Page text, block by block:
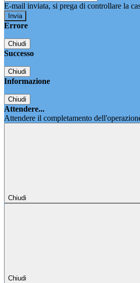
E-mail inviata, si prega di controllare la
Errore
Chiudi
Successo
Chiudi
Informazione
Chiudi
Attendere...
Attendere il completamento
Chiudi
Chiudi